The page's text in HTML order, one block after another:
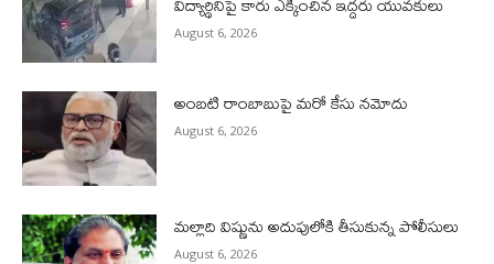
August 6, 2026
అంబటి రాంబాబుపై మరో కేసు నమోదు
August 6, 2026
మల్లాది విష్ణును అదుపులోకి తీసుకున్న పోలీసులు
August 6, 2026